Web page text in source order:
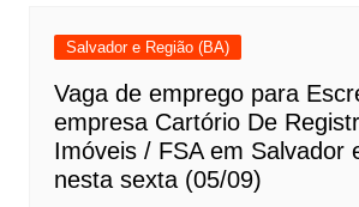
Salvador e Região (BA)
Vaga de emprego para
empresa Cartório De
Imóveis / FSA em Salvador
nesta sexta (05/09)